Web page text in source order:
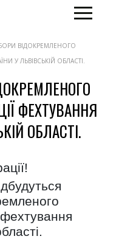
ВІДОКРЕМЛЕНОГО
У ЛЬВІВСЬКІЙ ОБЛАСТІ.
ФЕХТУВАННЯ
ОБЛАСТІ.
фехтування